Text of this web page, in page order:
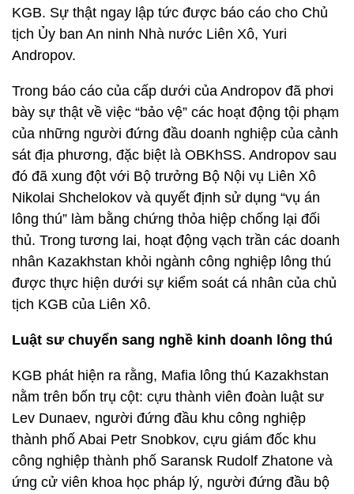
KGB. Sự thật ngay lập tức được báo cáo cho Chủ
tịch Ủy ban An ninh Nhà nước Liên Xô, Yuri
Andropov.
Trong báo cáo của cấp dưới của Andropov đã phơi
bày sự thật về việc “bảo vệ” các hoạt động tội phạm
của những người đứng đầu doanh nghiệp của cảnh
sát địa phương, đặc biệt là OBKhSS. Andropov sau
đó đã xung đột với Bộ trưởng Bộ Nội vụ Liên Xô
Nikolai Shchelokov và quyết định sử dụng “vụ án
lông thú” làm bằng chứng thỏa hiệp chống lại đối
thủ. Trong tương lai, hoạt động vạch trần các doanh
nhân Kazakhstan khỏi ngành công nghiệp lông thú
được thực hiện dưới sự kiểm soát cá nhân của chủ
tịch KGB của Liên Xô.
Luật sư chuyển sang nghề kinh doanh lông thú
KGB phát hiện ra rằng, Mafia lông thú Kazakhstan
nằm trên bốn trụ cột: cựu thành viên đoàn luật sư
Lev Dunaev, người đứng đầu khu công nghiệp
thành phố Abai Petr Snobkov, cựu giám đốc khu
công nghiệp thành phố Saransk Rudolf Zhatone và
ứng cử viên khoa học pháp lý, người đứng đầu bộ